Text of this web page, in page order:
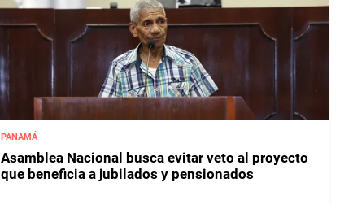
PANAMÁ
Asamblea Nacional busca evitar veto al proyecto
que beneficia a jubilados y pensionados